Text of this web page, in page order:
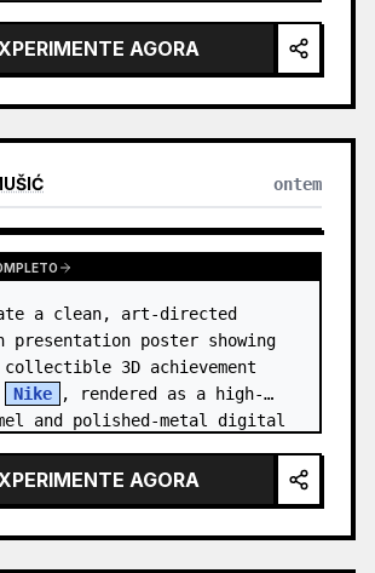
on an enormous white jade
AGORA
ontem
a clean, art-directed
presentation poster showing
3D achievement
Nike
, rendered as a high-
and polished-metal digital
16:9 white stu…
AGORA